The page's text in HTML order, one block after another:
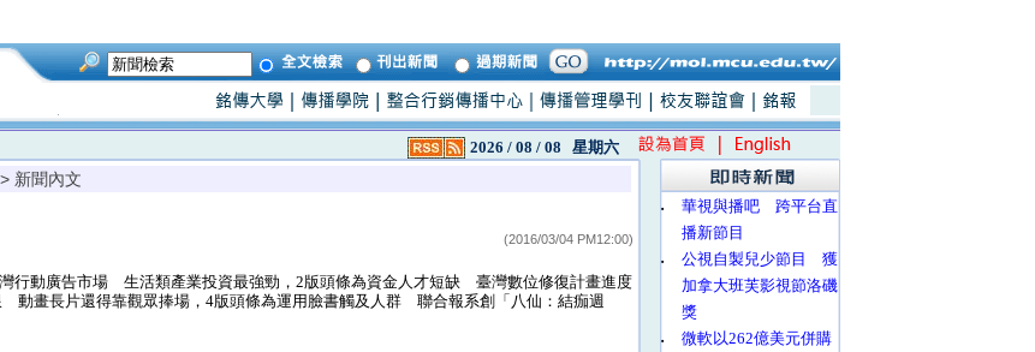
2026 / 08 / 08 星期六
> 新聞內文
(2016/03/04 PM12:00)
行動廣告市場 生活類產業投資最強勁，2版頭條為資金人才短缺 臺灣數位修復計畫進度
動畫長片還得靠觀眾捧場，4版頭條為運用臉書觸及人群 聯合報系創「八仙：結痂週
‧
華視與播吧 跨平台直
播新節目
‧
公視自製兒少節目 獲
加拿大班芙影視節洛磯
獎
‧
微軟以262億美元併購